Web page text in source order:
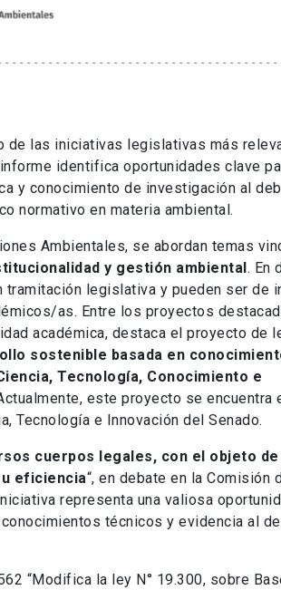
de las iniciativas legislativas más
identifica oportunidades clave
y conocimiento de investigación al
normativo en materia ambiental.
Ambientales, se abordan temas
y gestión ambiental . En
legislativa y pueden ser de
as. Entre los proyectos
académica, destaca el proyecto de
sostenible basada en
Tecnología, Conocimiento e
este proyecto se encuentra
Tecnología e Innovación del Senado.
cuerpos legales, con el objeto de
eficiencia“, en debate en la Comisión
representa una valiosa
técnicos y evidencia al
“Modifica la ley N° 19.300, sobre